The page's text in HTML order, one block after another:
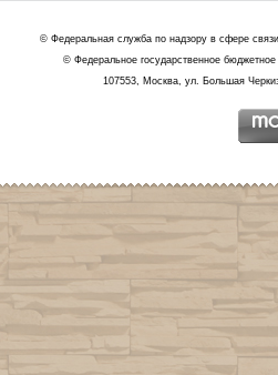
© Федеральная служба по надзору в сфере
© Федеральное государственное
107553, Москва, ул. Большая